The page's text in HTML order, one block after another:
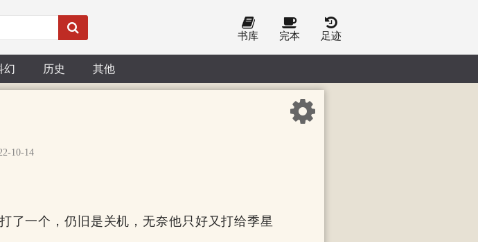
书库 完本 足迹
幻 历史 其他
10-14
了一个，仍旧是关机，无奈他只好又打给季星